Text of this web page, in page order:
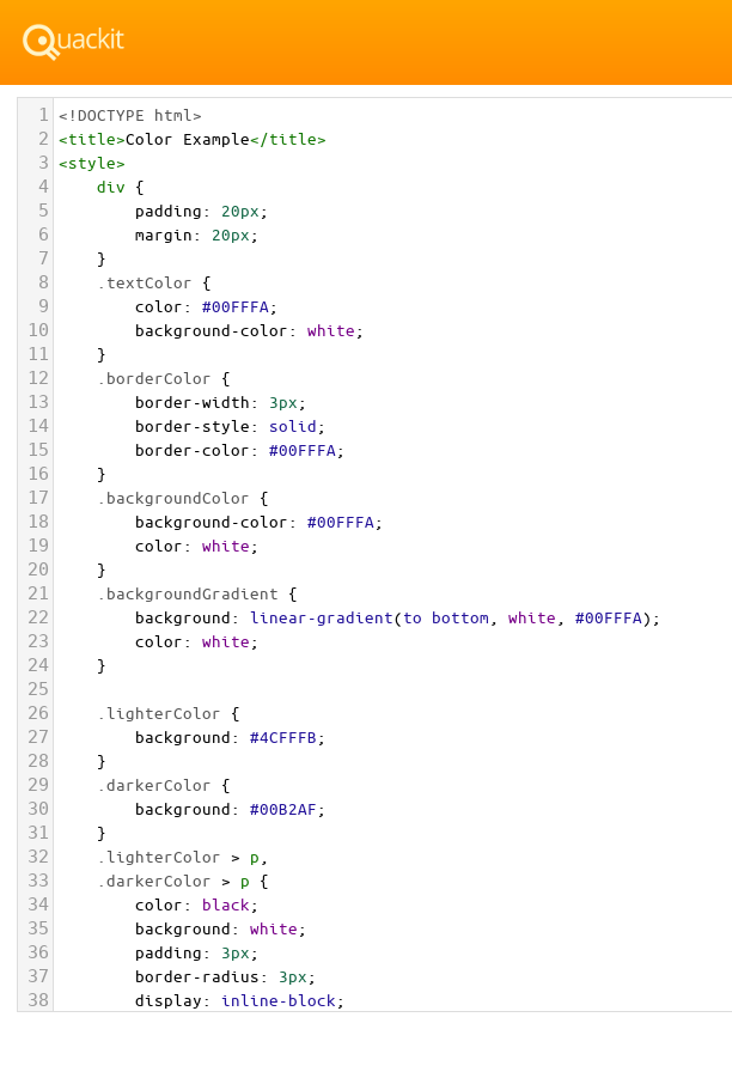
1 <!DOCTYPE html>
2 <title>Color Example</title>
3 <style>
4 div {
5 padding: 20px;
6 margin: 20px;
7 }
8 .textColor {
9 color: #00FFFA;
10 background-color: white;
11 }
12 .borderColor {
13 border-width: 3px;
14 border-style: solid;
15 border-color: #00FFFA;
16 }
17 .backgroundColor {
18 background-color: #00FFFA;
19 color: white;
20 }
21 .backgroundGradient {
22 background: linear-gradient(to bottom white #00FFFA);
23 color: white;
24 }
25
26
.lighterColor {
27 background: #4CFFFB;
28 }
29 .darkerColor {
30 background: #00B2AF;
31 }
32 .lighterColor > p
33 .darkerColor > p {
34 color: black;
35 background: white;
36 padding: 3px;
37 border-radius: 3px;
38 display: inline-block;